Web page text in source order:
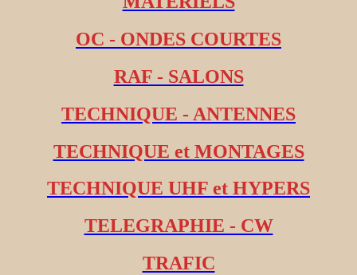
OC - ONDES COURTES
RAF - SALONS
TECHNIQUE - ANTENNES
TECHNIQUE et MONTAGES
TECHNIQUE UHF et HYPERS
TELEGRAPHIE - CW
TRAFIC